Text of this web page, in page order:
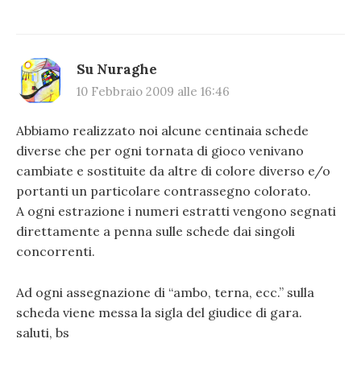
Su Nuraghe
10 Febbraio 2009 alle 16:46
Abbiamo realizzato noi alcune centinaia schede
diverse che per ogni tornata di gioco venivano
cambiate e sostituite da altre di colore diverso e/o
portanti un particolare contrassegno colorato.
A ogni estrazione i numeri estratti vengono segnati
direttamente a penna sulle schede dai singoli
concorrenti.
Ad ogni assegnazione di “ambo, terna, ecc.” sulla
scheda viene messa la sigla del giudice di gara.
saluti, bs